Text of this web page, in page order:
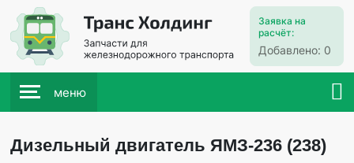
Заявка на
расчёт:
Добавлено: 0
меню
Дизельный двигатель ЯМЗ-236 (238)